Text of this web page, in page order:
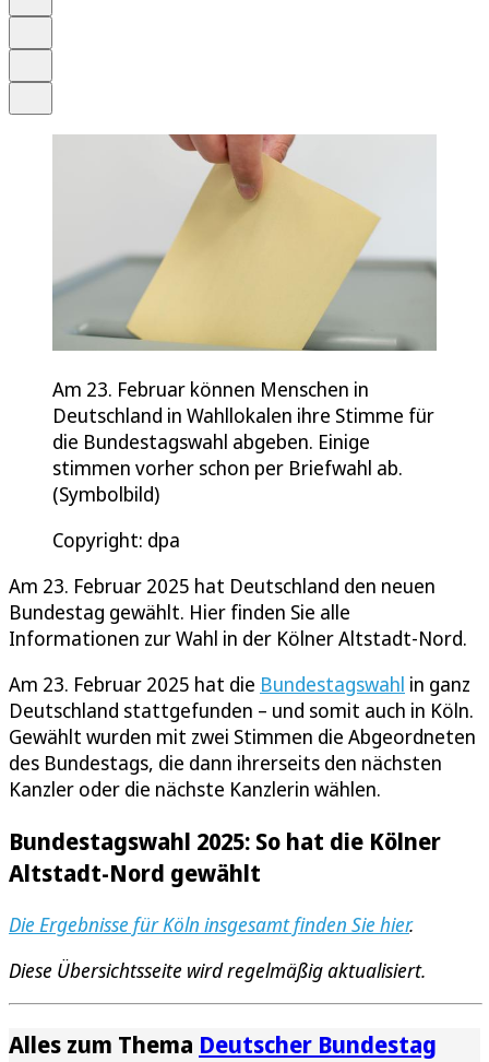
Am 23. Februar können Menschen in
Deutschland in Wahllokalen ihre Stimme für
die Bundestagswahl abgeben. Einige
stimmen vorher schon per Briefwahl ab.
(Symbolbild)
Copyright: dpa
Am 23. Februar 2025 hat Deutschland den neuen
Bundestag gewählt. Hier finden Sie alle
Informationen zur Wahl in der Kölner Altstadt-Nord.
Am 23. Februar 2025 hat die Bundestagswahl in ganz
Deutschland stattgefunden – und somit auch in Köln.
Gewählt wurden mit zwei Stimmen die Abgeordneten
des Bundestags, die dann ihrerseits den nächsten
Kanzler oder die nächste Kanzlerin wählen.
Bundestagswahl 2025: So hat die Kölner
Altstadt-Nord gewählt
Die Ergebnisse für Köln insgesamt finden Sie hier.
Diese Übersichtsseite wird regelmäßig aktualisiert.
Alles zum Thema Deutscher Bundestag